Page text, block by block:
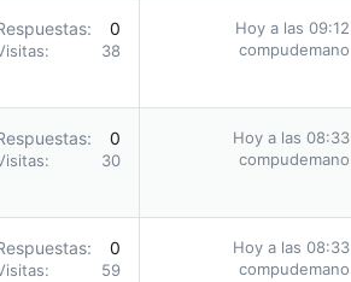
0
38
Hoy a las 09:12
compudemano
0
30
Hoy a las 08:33
compudemano
0
59
Hoy a las 08:33
compudemano